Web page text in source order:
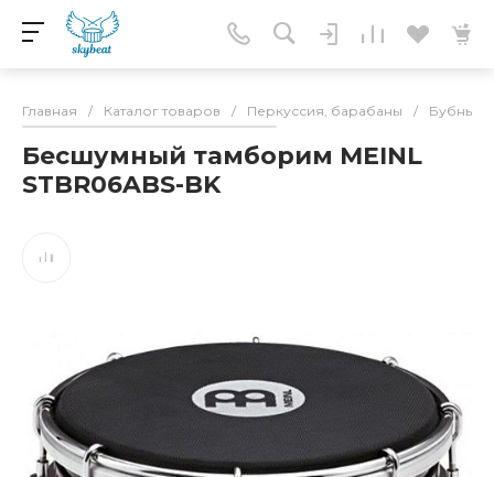
Главная / Каталог товаров / Перкуссия, барабаны / Бубны
Бесшумный тамборим MEINL
STBR06ABS-BK